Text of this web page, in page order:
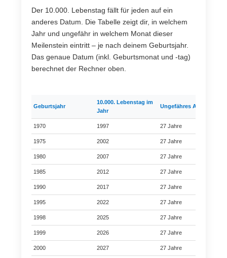
Der 10.000. Lebenstag fällt für jeden auf ein
anderes Datum. Die Tabelle zeigt dir, in welchem
Jahr und ungefähr in welchem Monat dieser
Meilenstein eintritt – je nach deinem Geburtsjahr.
Das genaue Datum (inkl. Geburtsmonat und -tag)
berechnet der Rechner oben.
Geburtsjahr
10.000. Lebenstag im
Jahr
Ungefähres Alter
1970 1997 27 Jahre
1975 2002 27 Jahre
1980 2007 27 Jahre
1985 2012 27 Jahre
1990 2017 27 Jahre
1995 2022 27 Jahre
1998 2025 27 Jahre
1999 2026 27 Jahre
2000 2027 27 Jahre